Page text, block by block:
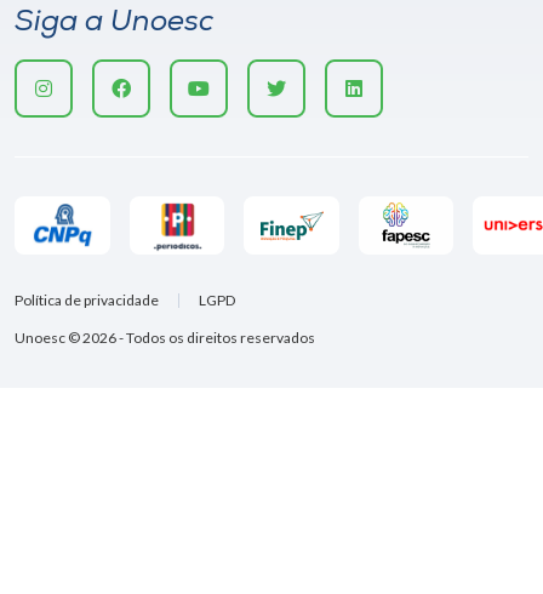
Siga a Unoesc
Unoesc © 2026 - Todos os direitos reservados
Política de privacidade LGPD